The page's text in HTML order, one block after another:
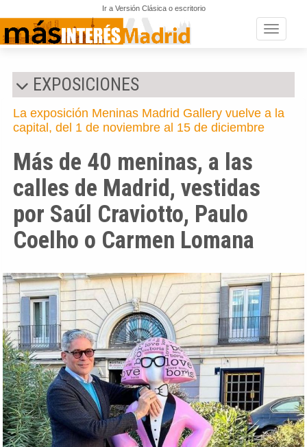
Ir a Versión Clásica o escritorio
Toggle
EXPOSICIONES
La exposición Meninas Madrid Gallery vuelve a la
capital, del 1 de noviembre al 15 de diciembre
Más de 40 meninas, a las
calles de Madrid, vestidas
por Saúl Craviotto, Paulo
Coelho o Carmen Lomana
Anterior